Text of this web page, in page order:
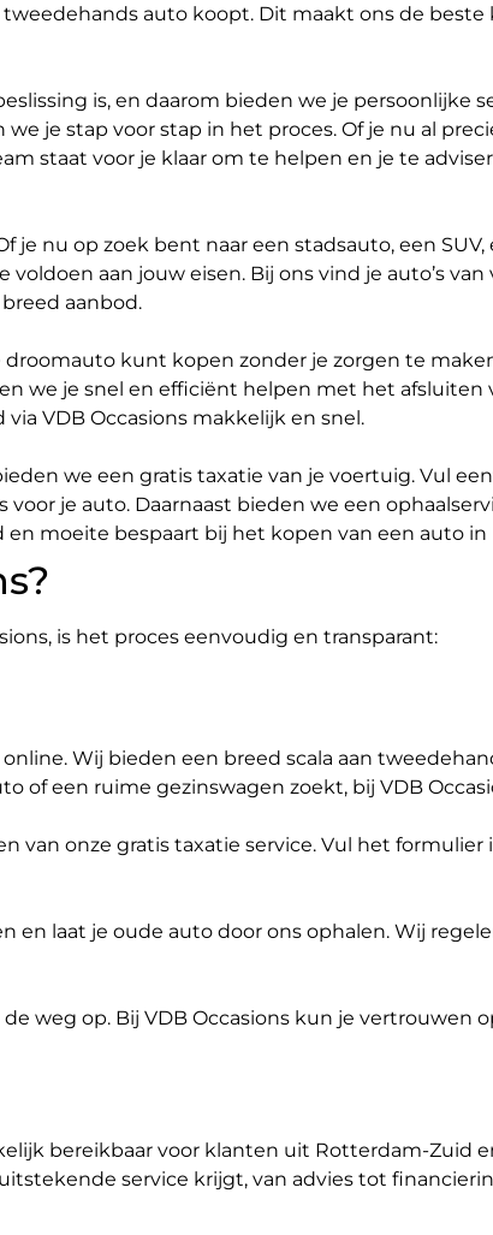
auto koopt. Dit maakt ons de beste
is, en daarom bieden we je persoonlijke
je stap voor stap in het proces. Of je nu al
staat voor je klaar om te helpen en je te
je nu op zoek bent naar een stadsauto, een
aan jouw eisen. Bij ons vind je auto’s
aanbod.
kunt kopen zonder je zorgen te
we je snel en efficiënt helpen met het afsluiten
VDB Occasions makkelijk en snel.
we een gratis taxatie van je voertuig. Vul
je auto. Daarnaast bieden we een
moeite bespaart bij het kopen van een auto
is het proces eenvoudig en transparant:
Wij bieden een breed scala aan
of een ruime gezinswagen zoekt, bij VDB
van onze gratis taxatie service. Vul het
laat je oude auto door ons ophalen. Wij
weg op. Bij VDB Occasions kun je vertrouwen
bereikbaar voor klanten uit Rotterdam-Zuid
service krijgt, van advies tot